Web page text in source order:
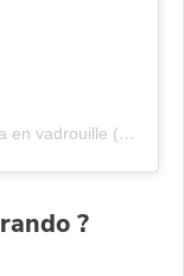
Une publication partagée par Isa et Lolita en vadrouille (@isalol28)
?